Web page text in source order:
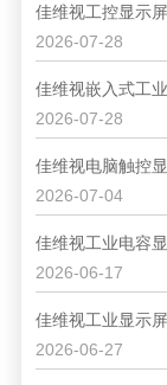
佳维视工控显示
2026-07-28
佳维视嵌入式工
2026-07-28
佳维视电脑触控
2026-07-04
佳维视工业电容
2026-06-17
佳维视工业显示
2026-06-27